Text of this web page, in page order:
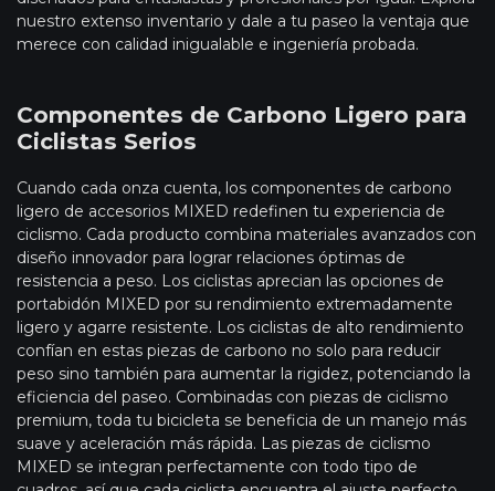
nuestro extenso inventario y dale a tu paseo la ventaja que
merece con calidad inigualable e ingeniería probada.
Componentes de Carbono Ligero para
Ciclistas Serios
Cuando cada onza cuenta, los componentes de carbono
ligero de accesorios MIXED redefinen tu experiencia de
ciclismo. Cada producto combina materiales avanzados con
diseño innovador para lograr relaciones óptimas de
resistencia a peso. Los ciclistas aprecian las opciones de
portabidón MIXED por su rendimiento extremadamente
ligero y agarre resistente. Los ciclistas de alto rendimiento
confían en estas piezas de carbono no solo para reducir
peso sino también para aumentar la rigidez, potenciando la
eficiencia del paseo. Combinadas con piezas de ciclismo
premium, toda tu bicicleta se beneficia de un manejo más
suave y aceleración más rápida. Las piezas de ciclismo
MIXED se integran perfectamente con todo tipo de